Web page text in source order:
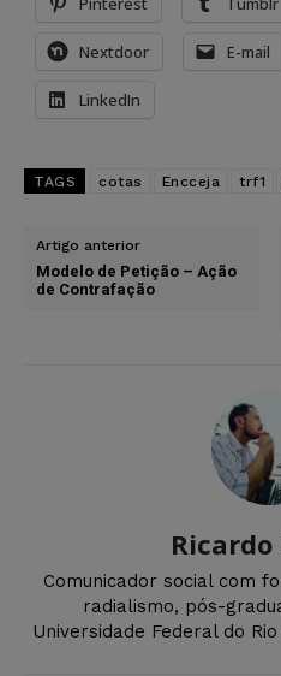
Nextdoor E-mail
LinkedIn
TAGS cotas Encceja trf1
Artigo anterior
Modelo de Petição – Ação
de Contrafação
Comunicador social com
radialismo, pós-
Universidade Federal do